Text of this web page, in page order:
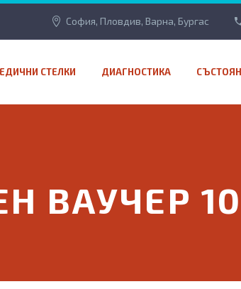
София, Пловдив, Варна, Бургас
СТЕЛКИ ДИАГНОСТИКА
ВАУЧЕР